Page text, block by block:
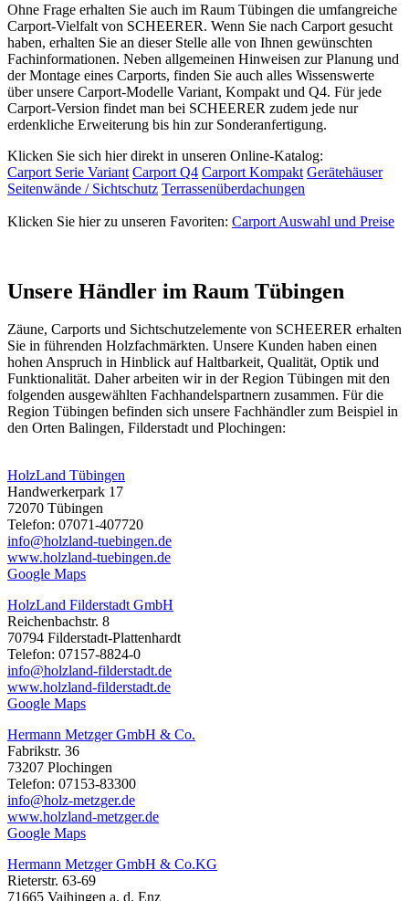
Ohne Frage erhalten Sie auch im Raum Tübingen die umfangreiche
Carport-Vielfalt von SCHEERER. Wenn Sie nach Carport gesucht
haben, erhalten Sie an dieser Stelle alle von Ihnen gewünschten
Fachinformationen. Neben allgemeinen Hinweisen zur Planung und
der Montage eines Carports, finden Sie auch alles Wissenswerte
über unsere Carport-Modelle Variant, Kompakt und Q4. Für jede
Carport-Version findet man bei SCHEERER zudem jede nur
erdenkliche Erweiterung bis hin zur Sonderanfertigung.
Klicken Sie sich hier direkt in unseren Online-Katalog:
Carport Serie Variant Carport Q4 Carport Kompakt Gerätehäuser
Seitenwände / Sichtschutz Terrassenüberdachungen
Klicken Sie hier zu unseren Favoriten: Carport Auswahl und Preise
Unsere Händler im Raum Tübingen
Zäune, Carports und Sichtschutzelemente von SCHEERER erhalten
Sie in führenden Holzfachmärkten. Unsere Kunden haben einen
hohen Anspruch in Hinblick auf Haltbarkeit, Qualität, Optik und
Funktionalität. Daher arbeiten wir in der Region Tübingen mit den
folgenden ausgewählten Fachhandelspartnern zusammen. Für die
Region Tübingen befinden sich unsere Fachhändler zum Beispiel in
den Orten Balingen, Filderstadt und Plochingen:
HolzLand Tübingen
Handwerkerpark 17
72070 Tübingen
Telefon: 07071-407720
info@holzland-tuebingen.de
www.holzland-tuebingen.de
Google Maps
HolzLand Filderstadt GmbH
Reichenbachstr. 8
70794 Filderstadt-Plattenhardt
Telefon: 07157-8824-0
info@holzland-filderstadt.de
www.holzland-filderstadt.de
Google Maps
Hermann Metzger GmbH & Co.
Fabrikstr. 36
73207 Plochingen
Telefon: 07153-83300
info@holz-metzger.de
www.holzland-metzger.de
Google Maps
Hermann Metzger GmbH & Co.KG
Rieterstr. 63-69
71665 Vaihingen a. d. Enz